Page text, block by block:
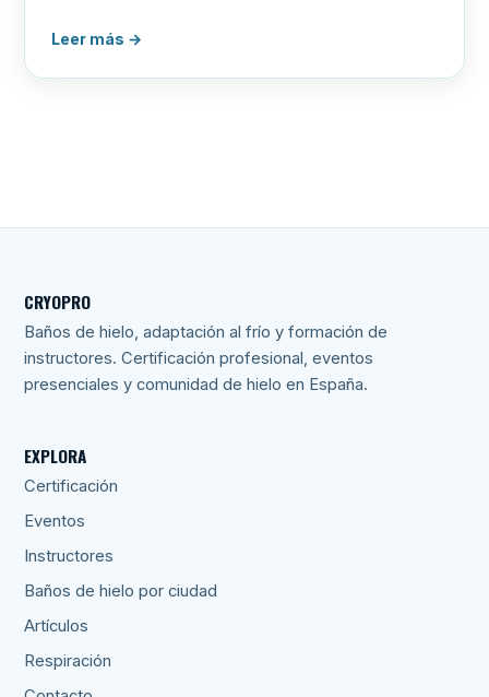
Leer más →
CRYOPRO
Baños de hielo, adaptación al frío y formación de
instructores. Certificación profesional, eventos
presenciales y comunidad de hielo en España.
EXPLORA
Certificación
Eventos
Instructores
Baños de hielo por ciudad
Artículos
Respiración